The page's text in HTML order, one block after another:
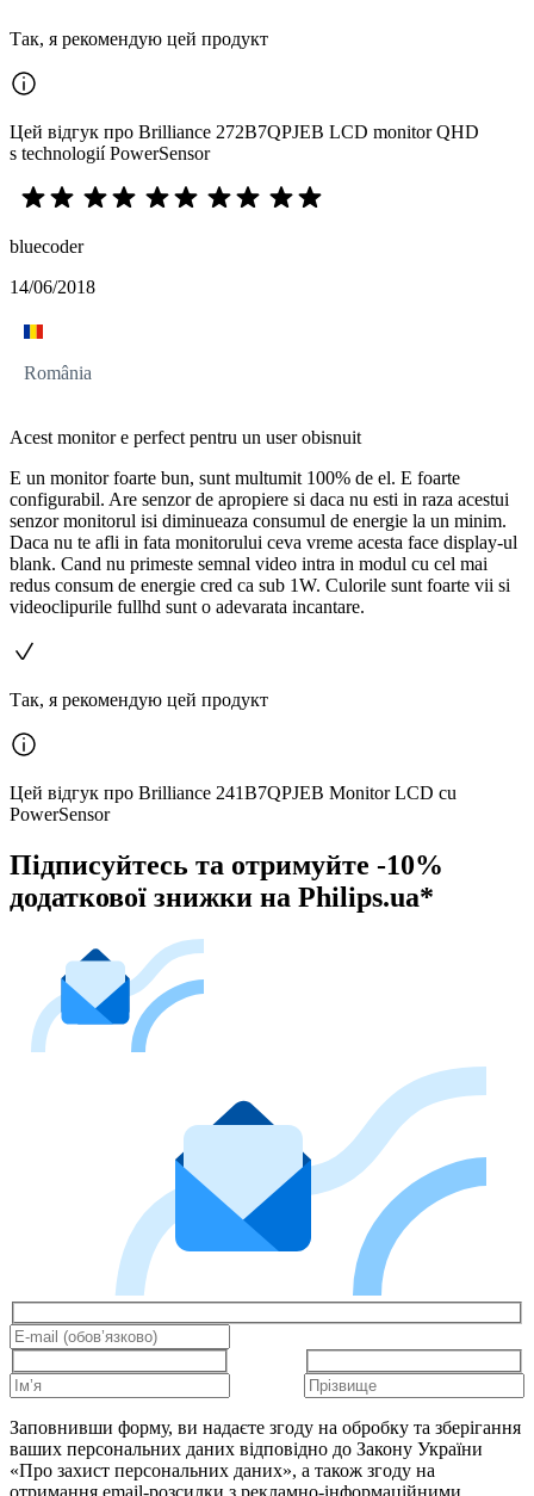
Так, я рекомендую цей продукт
Цей відгук про Brilliance 272B7QPJEB LCD monitor QHD
s technologií PowerSensor
bluecoder
14/06/2018
România
Acest monitor e perfect pentru un user obisnuit
E un monitor foarte bun, sunt multumit 100% de el. E foarte
configurabil. Are senzor de apropiere si daca nu esti in raza acestui
senzor monitorul isi diminueaza consumul de energie la un minim.
Daca nu te afli in fata monitorului ceva vreme acesta face display-ul
blank. Cand nu primeste semnal video intra in modul cu cel mai
redus consum de energie cred ca sub 1W. Culorile sunt foarte vii si
videoclipurile fullhd sunt o adevarata incantare.
Так, я рекомендую цей продукт
Цей відгук про Brilliance 241B7QPJEB Monitor LCD cu
PowerSensor
Підписуйтесь та отримуйте -10%
додаткової знижки на Philips.ua*
Заповнивши форму, ви надаєте згоду на обробку та зберігання
ваших персональних даних відповідно до Закону України
«Про захист персональних даних», а також згоду на
отримання email-розсилки з рекламно-інформаційними